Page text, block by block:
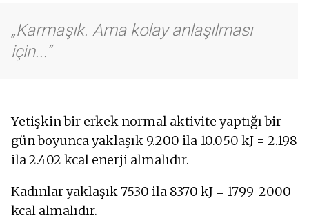
Karmaşık. Ama kolay anlaşılması
için...
Yetişkin bir erkek normal aktivite yaptığı bir
gün boyunca yaklaşık 9.200 ila 10.050 kJ = 2.198
ila 2.402 kcal enerji almalıdır.
Kadınlar yaklaşık 7530 ila 8370 kJ = 1799-2000
kcal almalıdır.